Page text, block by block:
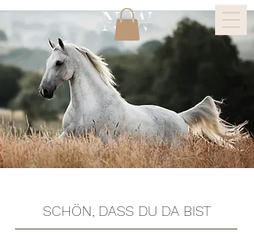
SCHÖN, DASS DU DA BIST